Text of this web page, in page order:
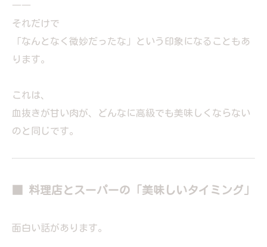
――
それだけで
「なんとなく微妙だったな」という印象になることもあ
ります。
これは、
血抜きが甘い肉が、どんなに高級でも美味しくならない
のと同じです。
■ 料理店とスーパーの「美味しいタイミング」
面白い話があります。